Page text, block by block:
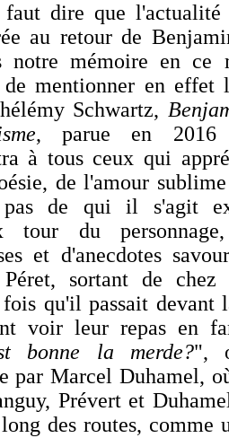
dire que l'actualité
au retour de
notre mémoire en ce
mentionner en effet
Schwartz,
, parue en 2016
à tous ceux qui
de l'amour
pas de qui il s'agit
tour du
et d'anecdotes
Péret, sortant de
fois qu'il passait devant
voir leur repas en
bonne la merde?",
par Marcel Duhamel,
Prévert et
des routes, comme